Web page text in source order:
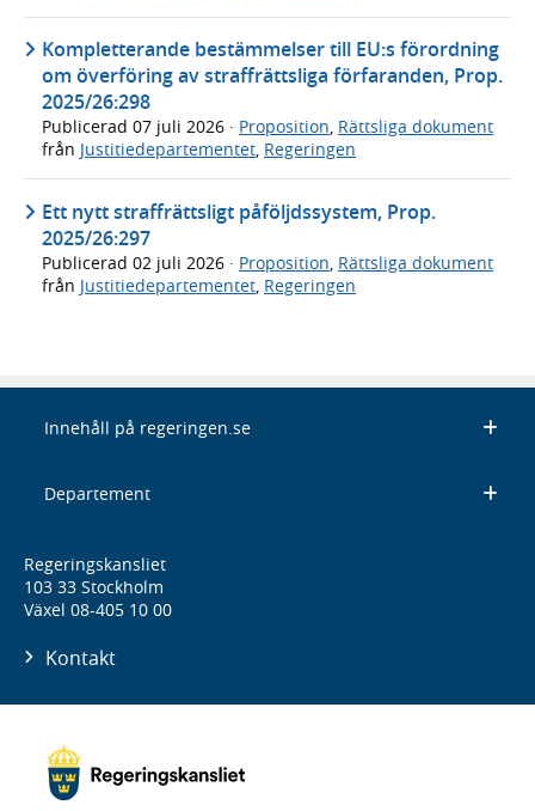
Kompletterande bestämmelser till EU:s förordning
om överföring av straffrättsliga förfaranden, Prop.
2025/26:298
Publicerad 07 juli 2026 · Proposition, Rättsliga dokument
från Justitiedepartementet, Regeringen
Ett nytt straffrättsligt påföljdssystem, Prop.
2025/26:297
Publicerad 02 juli 2026 · Proposition Rättsliga dokument
från Justitiedepartementet Regeringen
Innehåll på regeringen.se
Departement
Regeringskansliet
103 33 Stockholm
Växel 08-405 10 00
Kontakt